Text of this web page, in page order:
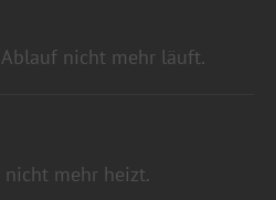
nicht mehr läuft.
mehr heizt.